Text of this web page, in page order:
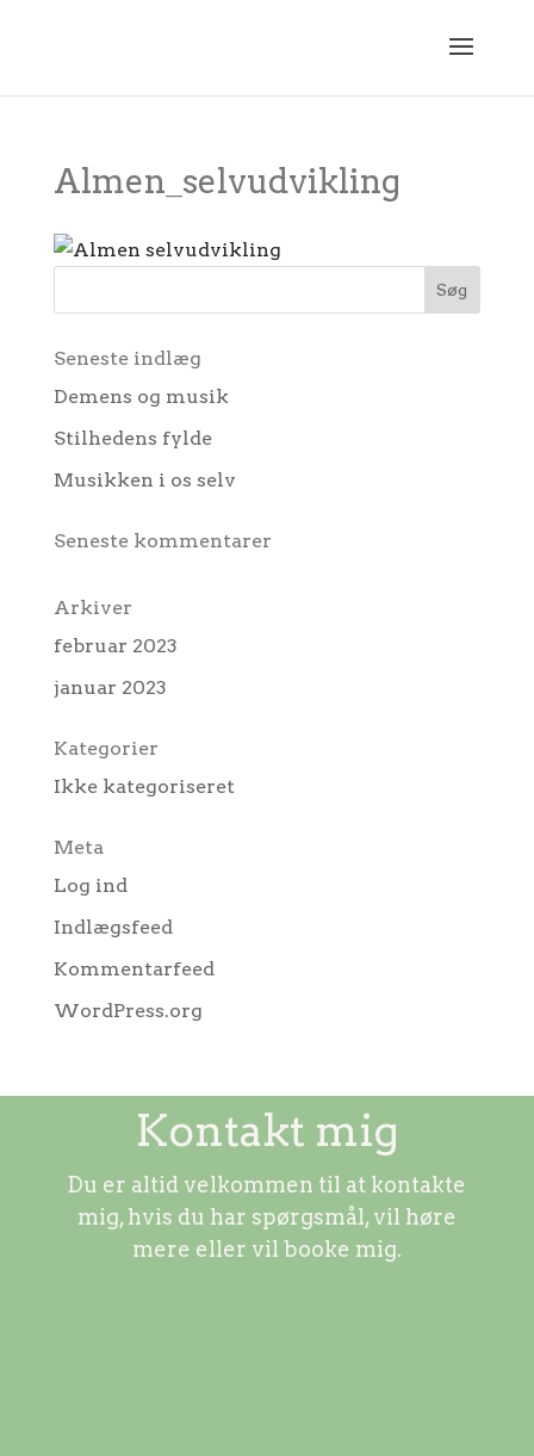
Almen_selvudvikling
Seneste indlæg
Demens og musik
Stilhedens fylde
Musikken i os selv
Seneste kommentarer
Arkiver
februar 2023
januar 2023
Kategorier
Ikke kategoriseret
Meta
Log ind
Indlægsfeed
Kommentarfeed
WordPress.org
Kontakt mig
Du er altid velkommen til at kontakte
mig, hvis du har spørgsmål, vil høre
mere eller vil booke mig.